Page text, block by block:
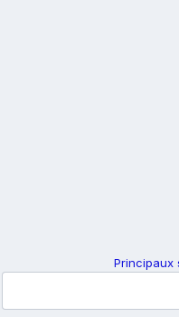
Principaux